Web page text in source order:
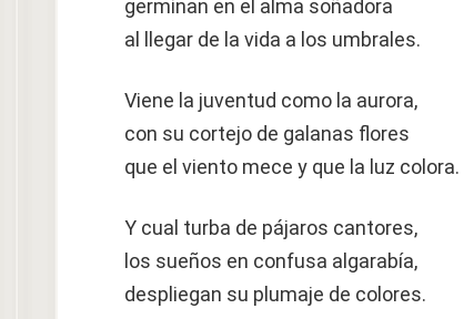
germinan en el alma soñadora
al llegar de la vida a los umbrales.
Viene la juventud como la aurora,
con su cortejo de galanas flores
que el viento mece y que la luz colora.
Y cual turba de pájaros cantores,
los sueños en confusa algarabía,
despliegan su plumaje de colores.